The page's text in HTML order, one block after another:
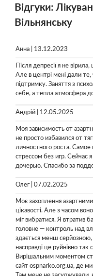
Відгуки:
Вільнянську
Анна | 13.12.2023
Після депресії я не
Але в центрі мені дали
підтримку. Заняття з
себе, а тепла атмосфера
Андрій | 12.05.2025
Моя зависимость от
не просто избавился от
личностного роста. Самое
стрессом без игр. Сейчас
дочерью. Спасибо за
Олег | 07.02.2025
Моє захоплення азартними
цікавості. Але з часом
міг вибратися. Я втратив
головне — контроль над
здається менш серйозною,
насправді це руйнівно так
Вирішальним моментом
сайт ospnarko.org.ua, де